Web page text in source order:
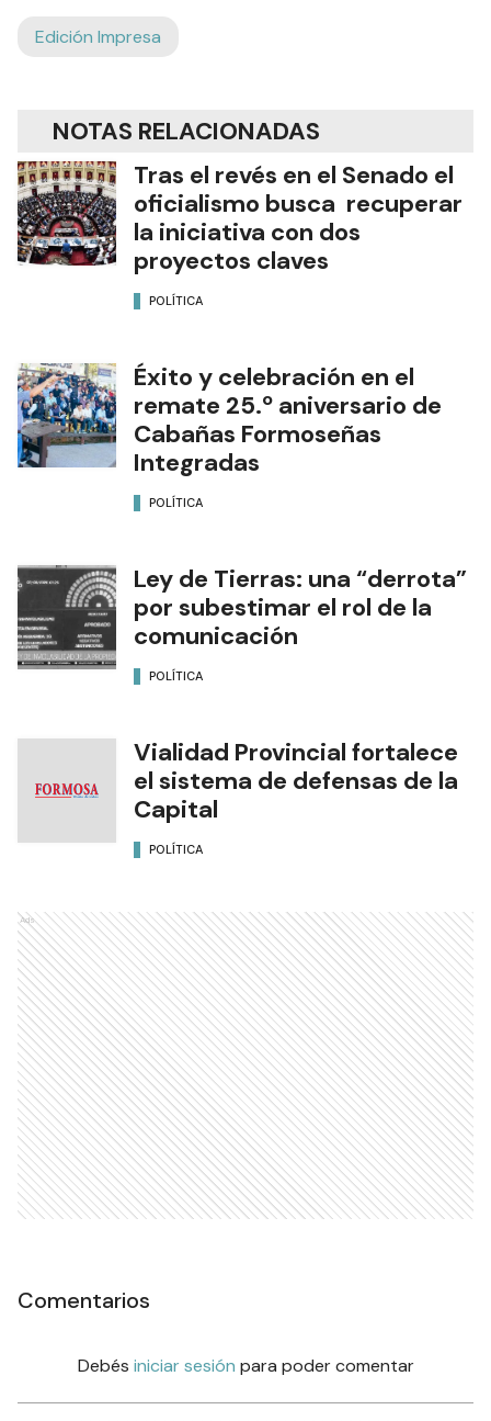
Edición Impresa
NOTAS RELACIONADAS
Tras el revés en el Senado el
oficialismo busca recuperar
la iniciativa con dos
proyectos claves
POLÍTICA
Éxito y celebración en el
remate 25.º aniversario de
Cabañas Formoseñas
Integradas
POLÍTICA
Ley de Tierras: una “derrota”
por subestimar el rol de la
comunicación
POLÍTICA
Vialidad Provincial fortalece
el sistema de defensas de la
Capital
POLÍTICA
Ads
Comentarios
Debés iniciar sesión para poder comentar